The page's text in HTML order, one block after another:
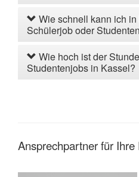
Wie schnell kann ich
Schülerjob oder
Wie hoch ist der
Studentenjobs in Kassel?
Ansprechpartner für Ihre